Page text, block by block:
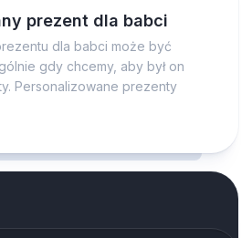
prezent dla babci
dla babci może być
gdy chcemy, aby był on
Personalizowane prezenty